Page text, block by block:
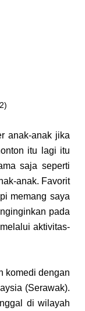
anak-anak jika
itu lagi itu
saja seperti
anak. Favorit
memang saya
pada
aktivitas-
komedi dengan
(Serawak).
di wilayah